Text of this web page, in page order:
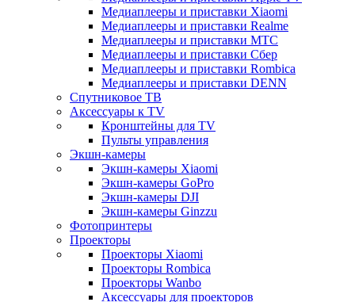
Медиаплееры и приставки Xiaomi
Медиаплееры и приставки Realme
Медиаплееры и приставки МТС
Медиаплееры и приставки Сбер
Медиаплееры и приставки Rombica
Медиаплееры и приставки DENN
Спутниковое ТВ
Аксессуары к TV
Кронштейны для TV
Пульты управления
Экшн-камеры
Экшн-камеры Xiaomi
Экшн-камеры GoPro
Экшн-камеры DJI
Экшн-камеры Ginzzu
Фотопринтеры
Проекторы
Проекторы Xiaomi
Проекторы Rombica
Проекторы Wanbo
Аксессуары для проекторов